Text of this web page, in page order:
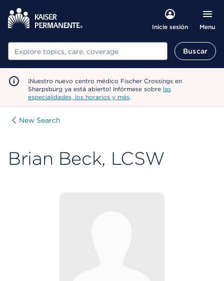
Inicie sesión Menu
Buscar Buscar
¡Nuestro nuevo centro médico Fischer Crossings en
Sharpsburg ya está abierto! Infórmese sobre las
especialidades, los horarios y más.
New Search
Brian Beck, LCSW